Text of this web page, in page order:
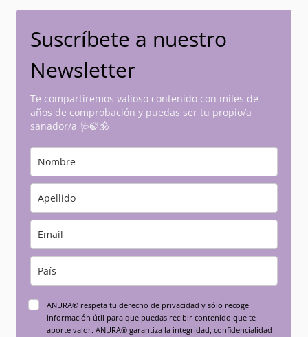
Suscríbete a nuestro
Newsletter
Te compartiremos valioso contenido con miles de
años de comprobación y puedas ser tu propio/a
sanador/a 🩺🍃🕉
ANURA® respeta tu derecho de privacidad y sólo recoge
información útil para que puedas recibir contenido que te
aporte valor. ANURA® garantiza la integridad, confidencialidad